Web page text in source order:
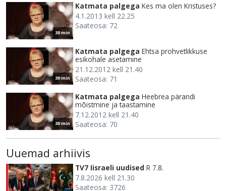
30 min
Katmata palgega Kes ma olen Kristuses?
4.1.2013 kell 22.25
Saateosa: 72
30 min
Katmata palgega Ehtsa prohvetlikkuse
esikohale asetamine
21.12.2012 kell 21.40
Saateosa: 71
30 min
Katmata palgega Heebrea pärandi
mõistmine ja taastamine
7.12.2012 kell 21.40
Saateosa: 70
Uuemad arhiivis
TV7 Iisraeli uudised R 7.8.
7.8.2026 kell 21.30
Saateosa: 3726